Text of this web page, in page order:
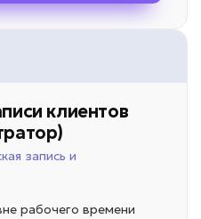
клиентов
запись и
рабочего времени